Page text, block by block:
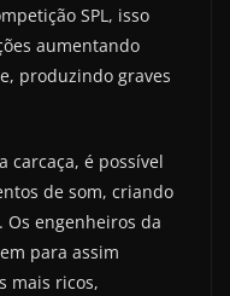
SPL, isso
aumentando
produzindo graves
carcaça, é possível
de som, criando
Os engenheiros da
para assim
mais ricos,